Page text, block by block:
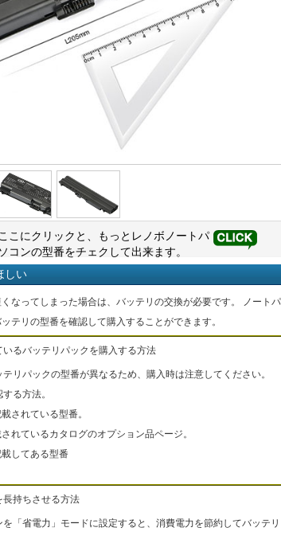
ここにクリックと、もっと レノボ ノートパ
ソコンの型番をチェクして出来ます。
しい
なってしまった場合は、バッテリの交換が必要です。 ノート
テリの型番を確認して購入することができます。
るバッテリパックを購入する方法
リパックの型番が異なるため、購入時は注意してください。
る方法。
されている型番。
れているカタログのオプション品ページ。
してある型番
長持ちさせる方法
「省電力」モードに設定すると、消費電力を節約してバッテ